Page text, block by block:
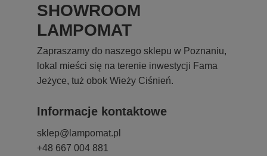
SHOWROOM
LAMPOMAT
Zapraszamy do naszego sklepu w Poznaniu,
lokal mieści się na terenie inwestycji Fama
Jeżyce, tuż obok Wieży Ciśnień.
Informacje kontaktowe
sklep@lampomat.pl
+48 667 004 881